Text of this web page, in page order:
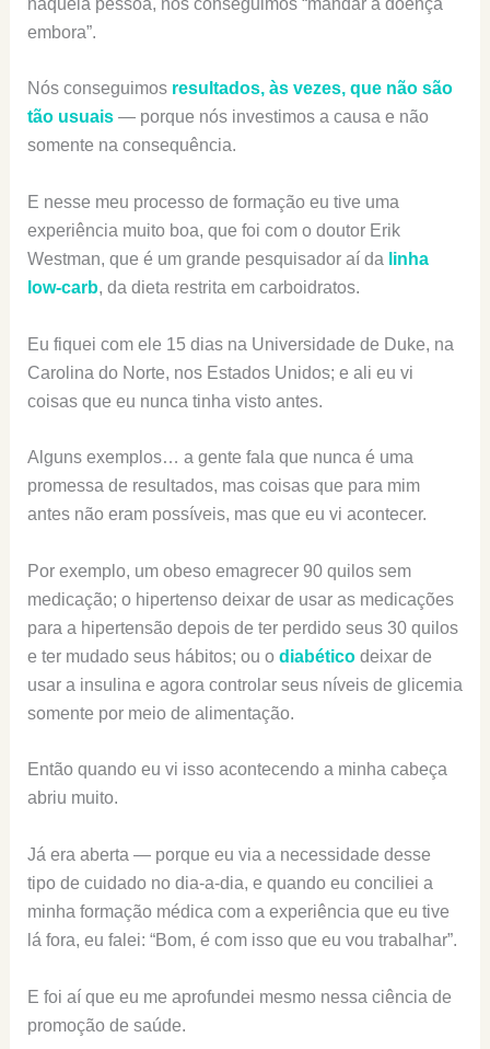
embora”.
Nós conseguimos resultados, às vezes, que não são
tão usuais— porque nós investimos a causa e não
somente na consequência.
E nesse meu processo de formação eu tive uma
experiência muito boa, que foi com o doutor Erik
Westman, que é um grande pesquisador aí da linha
low-carb, da dieta restrita em carboidratos.
Eu fiquei com ele 15 dias na Universidade de Duke, na
Carolina do Norte, nos Estados Unidos; e ali eu vi
coisas que eu nunca tinha visto antes.
Alguns exemplos… a gente fala que nunca é uma
promessa de resultados, mas coisas que para mim
antes não eram possíveis, mas que eu vi acontecer.
Por exemplo, um obeso emagrecer 90 quilos sem
medicação; o hipertenso deixar de usar as medicações
para a hipertensão depois de ter perdido seus 30 quilos
e ter mudado seus hábitos; ou o diabéticodeixar de
usar a insulina e agora controlar seus níveis de glicemia
somente por meio de alimentação.
Então quando eu vi isso acontecendo a minha cabeça
abriu muito.
Já era aberta — porque eu via a necessidade desse
tipo de cuidado no dia-a-dia, e quando eu conciliei a
minha formação médica com a experiência que eu tive
lá fora, eu falei: “Bom, é com isso que eu vou trabalhar”.
E foi aí que eu me aprofundei mesmo nessa ciência de
promoção de saúde.